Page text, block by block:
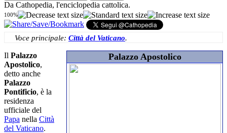
Da Cathopedia, l'enciclopedia cattolica.
100%
Voce principale: Città del Vaticano.
Palazzo Apostolico
Il Palazzo
Apostolico,
detto anche
Palazzo
Pontificio, è la
residenza
ufficiale del
Papa nella Città
del Vaticano.